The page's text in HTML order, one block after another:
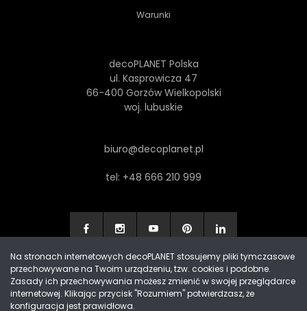
Warunki
decoPLANET Polska
ul. Kasprowicza 47
66-400 Gorzów Wielkopolski
woj. lubuskie
biuro@decoplanet.pl
tel: +48 666 210 999
Made with by Progres Media & decoPLANET
Na stronach internetowych decoPLANET stosujemy pliki tymczasowe
przechowywane na Twoim urządzeniu, tzw. cookies i podobne.
Zasady ich przechowywania możesz zmienić w swojej przeglądarce
internetowej. Klikając przycisk "Rozumiem" potwierdzasz, że
konfiguracja jest prawidłowa.